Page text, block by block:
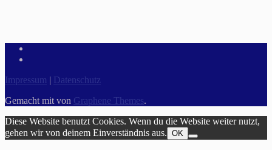
Impressum | Datenschutz
Gemacht mit von Graphene Themes.
Diese Website benutzt Cookies. Wenn du die Website weiter nutzt,
gehen wir von deinem Einverständnis aus. OK